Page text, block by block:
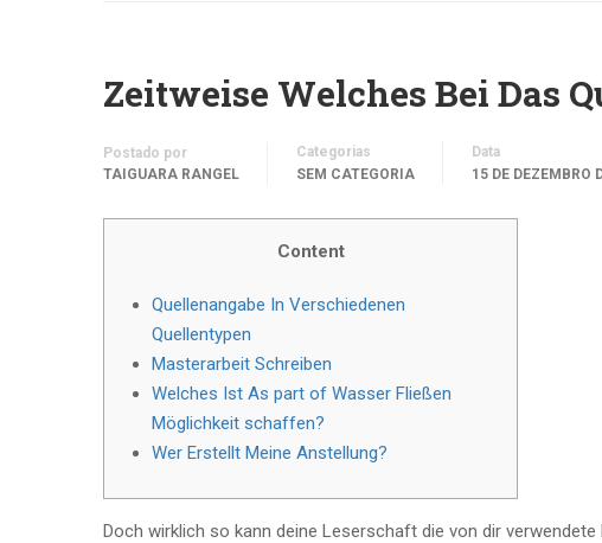
Zeitweise Welches Bei Das
Postado por
TAIGUARA RANGEL
Categorias
SEM CATEGORIA
Data
15 DE DEZEMBRO
Content
Quellenangabe In Verschiedenen
Quellentypen
Masterarbeit Schreiben
Welches Ist As part of Wasser Fließen
Möglichkeit schaffen?
Wer Erstellt Meine Anstellung?
Doch wirklich so kann deine Leserschaft die von dir